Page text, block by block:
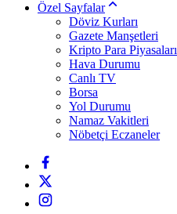
Özel Sayfalar
Döviz Kurları
Gazete Manşetleri
Kripto Para Piyasaları
Hava Durumu
Canlı TV
Borsa
Yol Durumu
Namaz Vakitleri
Nöbetçi Eczaneler